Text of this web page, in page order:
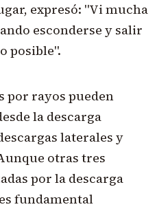
expresó: "Vi mucha
esconderse y salir
posible".
por rayos pueden
la descarga
laterales y
otras tres
por la descarga
fundamental